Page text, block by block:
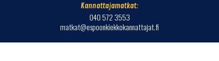
Kannattajamatkat:
040 572 3553
matkat@espoonkiekkokannattajat.fi